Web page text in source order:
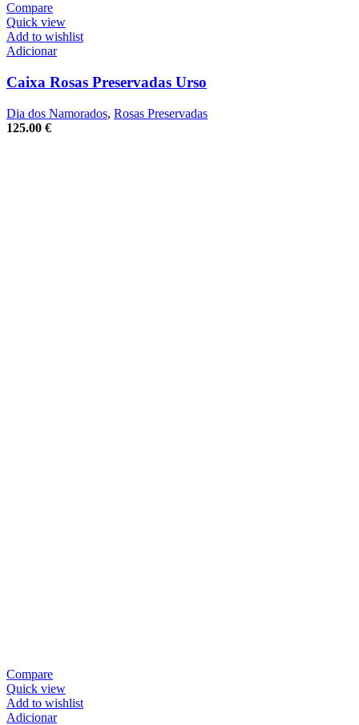
Compare
Quick view
Add to wishlist
Adicionar
Caixa Rosas Preservadas Urso
Dia dos Namorados, Rosas Preservadas
125.00 €
Compare
Quick view
Add to wishlist
Adicionar